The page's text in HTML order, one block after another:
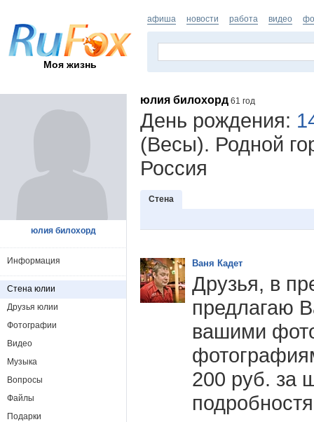
Моя жизнь
афиша новости работа видео
юлия билохорд 61 год
День рождения:
(Весы). Родной
Россия
Стена
Ваня Кадет
Друзья, в
предлагаю
вашими
200 руб. за
юлия билохорд
Информация
Стена юлии
Друзья юлии
Фотографии
Видео
Музыка
Вопросы
Файлы
Подарки